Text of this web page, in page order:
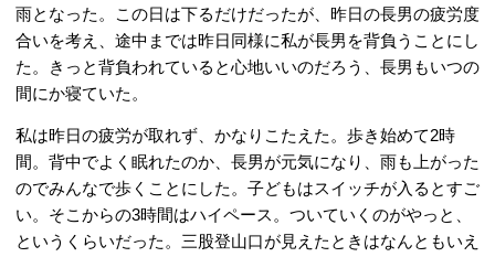
雨となった。この日は下るだけだったが、昨日の長男の疲労度
合いを考え、途中までは昨日同様に私が長男を背負うことにし
た。きっと背負われていると心地いいのだろう、長男もいつの
間にか寝ていた。
私は昨日の疲労が取れず、かなりこたえた。歩き始めて2時
間。背中でよく眠れたのか、長男が元気になり、雨も上がった
のでみんなで歩くことにした。子どもはスイッチが入るとすご
い。そこからの3時間はハイペース。ついていくのがやっと、
というくらいだった。三股登山口が見えたときはなんともいえ